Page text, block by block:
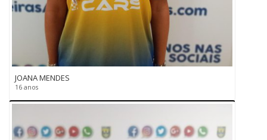
JOANA MENDES
16 anos